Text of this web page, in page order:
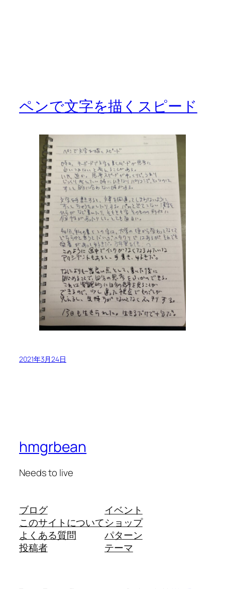
ペンで文字を描くスピード
2021年3月24日
hmgrbean
Needs to live
ブログ
このサイトについて
よくある質問
投稿者
イベント
ショップ
パターン
テーマ